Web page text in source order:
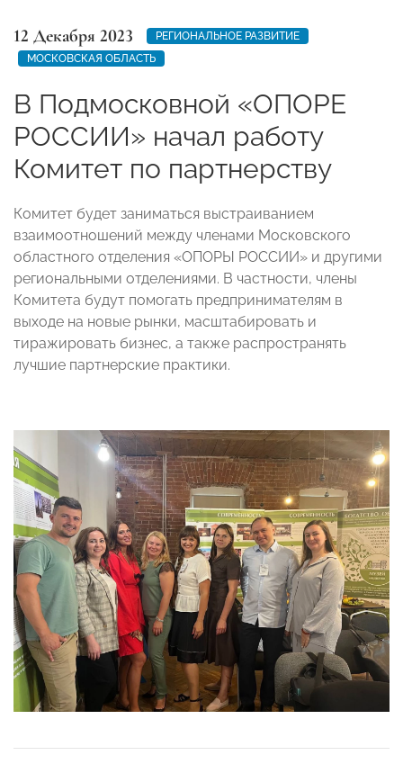
12 Декабря 2023
РЕГИОНАЛЬНОЕ РАЗВИТИЕ
МОСКОВСКАЯ ОБЛАСТЬ
В Подмосковной «ОПОРЕ
РОССИИ» начал работу
Комитет по партнерству
Комитет будет заниматься выстраиванием
взаимоотношений между членами Московского
областного отделения «ОПОРЫ РОССИИ» и другими
региональными отделениями. В частности, члены
Комитета будут помогать предпринимателям в
выходе на новые рынки, масштабировать и
тиражировать бизнес, а также распространять
лучшие партнерские практики.